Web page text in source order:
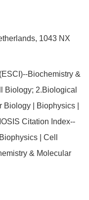
1043 NX
Biochemistry &
Biology; 2.Biological
| Biophysics |
Citation Index--
| Cell
& Molecular